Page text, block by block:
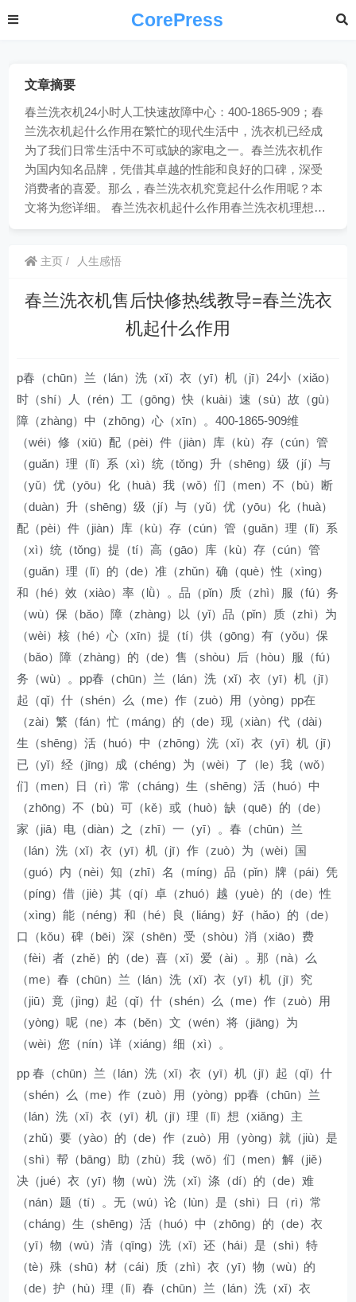
CorePress
文章摘要
春兰洗衣机24小时人工快速故障中心：400-1865-909；春
兰洗衣机起什么作用在繁忙的现代生活中，洗衣机已经成
为了我们日常生活中不可或缺的家电之一。春兰洗衣机作
为国内知名品牌，凭借其卓越的性能和良好的口碑，深受
消费者的喜爱。那么，春兰洗衣机究竟起什么作用呢？本
文将为您详细。 春兰洗衣机起什么作用春兰洗衣机理想…
主页 人生感悟
春兰洗衣机售后快修热线教导=春兰洗衣
机起什么作用
p春（chūn）兰（lán）洗（xǐ）衣（yī）机（jī）24小（xiǎo）
时（shí）人（rén）工（gōng）快（kuài）速（sù）故（gù）
障（zhàng）中（zhōng）心（xīn）。400-1865-909维
（wéi）修（xiū）配（pèi）件（jiàn）库（kù）存（cún）管
（guǎn）理（lǐ）系（xì）统（tǒng）升（shēng）级（jí）与
（yǔ）优（yōu）化（huà）我（wǒ）们（men）不（bù）断
（duàn）升（shēng）级（jí）与（yǔ）优（yōu）化（huà）
配（pèi）件（jiàn）库（kù）存（cún）管（guǎn）理（lǐ）系
（xì）统（tǒng）提（tí）高（gāo）库（kù）存（cún）管
（guǎn）理（lǐ）的（de）准（zhǔn）确（què）性（xìng）
和（hé）效（xiào）率（lǜ）。品（pǐn）质（zhì）服（fú）务
（wù）保（bǎo）障（zhàng）以（yǐ）品（pǐn）质（zhì）为
（wèi）核（hé）心（xīn）提（tí）供（gōng）有（yǒu）保
（bǎo）障（zhàng）的（de）售（shòu）后（hòu）服（fú）
务（wù）。pp春（chūn）兰（lán）洗（xǐ）衣（yī）机（jī）
起（qǐ）什（shén）么（me）作（zuò）用（yòng）pp在
（zài）繁（fán）忙（máng）的（de）现（xiàn）代（dài）
生（shēng）活（huó）中（zhōng）洗（xǐ）衣（yī）机（jī）
已（yǐ）经（jīng）成（chéng）为（wèi）了（le）我（wǒ）
们（men）日（rì）常（cháng）生（shēng）活（huó）中
（zhōng）不（bù）可（kě）或（huò）缺（quē）的（de）
家（jiā）电（diàn）之（zhī）一（yī）。春（chūn）兰
（lán）洗（xǐ）衣（yī）机（jī）作（zuò）为（wèi）国
（guó）内（nèi）知（zhī）名（míng）品（pǐn）牌（pái）凭
（píng）借（jiè）其（qí）卓（zhuó）越（yuè）的（de）性
（xìng）能（néng）和（hé）良（liáng）好（hǎo）的（de）
口（kǒu）碑（bēi）深（shēn）受（shòu）消（xiāo）费
（fèi）者（zhě）的（de）喜（xǐ）爱（ài）。那（nà）么
（me）春（chūn）兰（lán）洗（xǐ）衣（yī）机（jī）究
（jiū）竟（jìng）起（qǐ）什（shén）么（me）作（zuò）用
（yòng）呢（ne）本（běn）文（wén）将（jiāng）为
（wèi）您（nín）详（xiáng）细（xì）。
pp 春（chūn）兰（lán）洗（xǐ）衣（yī）机（jī）起（qǐ）什
（shén）么（me）作（zuò）用（yòng）pp春（chūn）兰
（lán）洗（xǐ）衣（yī）机（jī）理（lǐ）想（xiǎng）主
（zhǔ）要（yào）的（de）作（zuò）用（yòng）就（jiù）是
（shì）帮（bāng）助（zhù）我（wǒ）们（men）解（jiě）
决（jué）衣（yī）物（wù）洗（xǐ）涤（dí）的（de）难
（nán）题（tí）。无（wú）论（lùn）是（shì）日（rì）常
（cháng）生（shēng）活（huó）中（zhōng）的（de）衣
（yī）物（wù）清（qīng）洗（xǐ）还（hái）是（shì）特
（tè）殊（shū）材（cái）质（zhì）衣（yī）物（wù）的
（de）护（hù）理（lǐ）春（chūn）兰（lán）洗（xǐ）衣